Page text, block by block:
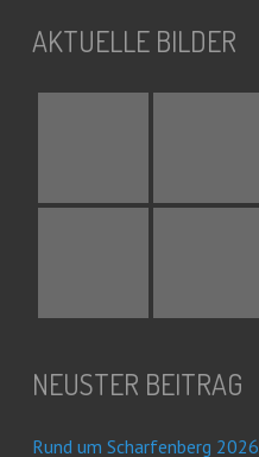
AKTUELLE BILDER
NEUSTER BEITRAG
Rund um Scharfenberg 2026